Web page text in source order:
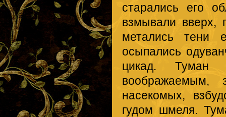
старались его
взмывали вверх,
метались тени
осыпались
цикад. Туман
воображаемым,
насекомых,
гудом шмеля.